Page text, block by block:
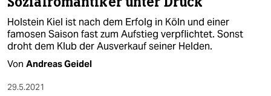
Holstein Kiel ist nach dem Erfolg in Köln und einer
famosen Saison fast zum Aufstieg verpflichtet. Sonst
droht dem Klub der Ausverkauf seiner Helden.
Von Andreas Geidel
29.5.2021